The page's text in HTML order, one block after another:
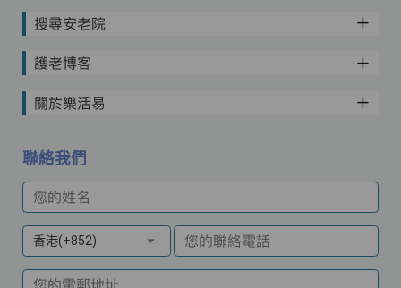
搜尋安老院
護老博客
關於樂活易
聯絡我們
您的姓名
香港(+852) 您的聯絡電話